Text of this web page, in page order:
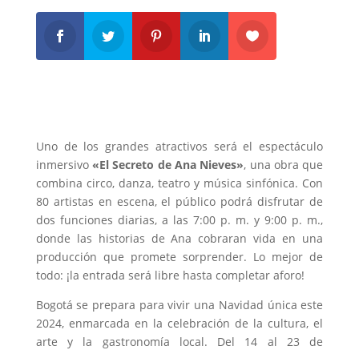
Uno de los grandes atractivos será el espectáculo
inmersivo «El Secreto de Ana Nieves», una obra que
combina circo, danza, teatro y música sinfónica. Con
80 artistas en escena, el público podrá disfrutar de
dos funciones diarias, a las 7:00 p. m. y 9:00 p. m.,
donde las historias de Ana cobraran vida en una
producción que promete sorprender. Lo mejor de
todo: ¡la entrada será libre hasta completar aforo!
Bogotá se prepara para vivir una Navidad única este
2024, enmarcada en la celebración de la cultura, el
arte y la gastronomía local. Del 14 al 23 de